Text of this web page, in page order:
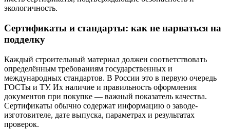
экологичность.
Сертификаты и стандарты: как не нарваться на
подделку
Каждый строительный материал должен соответствовать
определённым требованиям государственных и
международных стандартов. В России это в первую очередь
ГОСТы и ТУ. Их наличие и правильность оформления
документов при покупке — важный показатель качества.
Сертификаты обычно содержат информацию о заводе-
изготовителе, дате выпуска, параметрах и результатах
проверок.